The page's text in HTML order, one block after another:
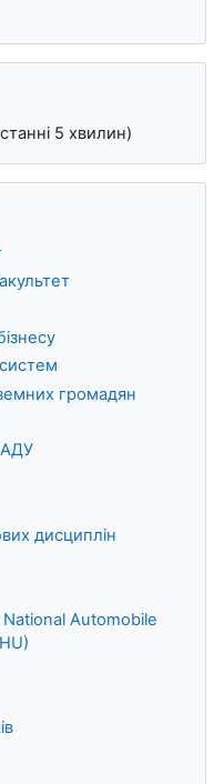
5 хвилин)
громадян
дисциплін
Automobile